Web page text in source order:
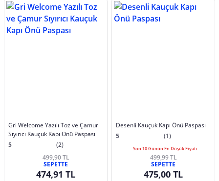
Gri Welcome Yazılı Toz ve Çamur
Sıyırıcı Kauçuk Kapı Önü Paspası
5
(2)
499,90 TL
SEPETTE
474,91 TL
Desenli Kauçuk Kapı Önü Paspası
5
(1)
Son 10 Günün En Düşük Fiyatı
499,99 TL
SEPETTE
475,00 TL